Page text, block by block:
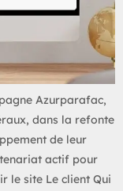
Azurparafac,
dans la refonte
de leur
actif pour
le site Le client Qui